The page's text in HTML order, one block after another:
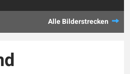
Alle Bilderstrecken